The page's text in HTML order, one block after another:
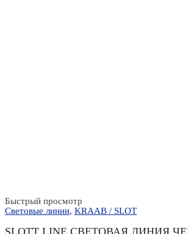
Быстрый просмотр
Световые линии, KRAAB / SLOT
SLOTT LINE СВЕТОВАЯ ЛИНИЯ